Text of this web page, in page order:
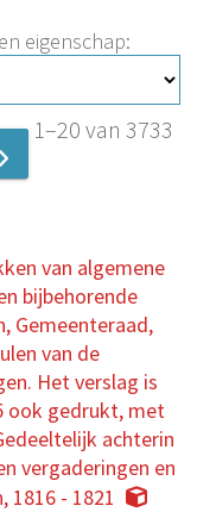
eigenschap:
1–20 van 3733
van algemene
bijbehorende
Gemeenteraad,
van de
Het verslag is
ook gedrukt, met
achterin
vergaderingen en
1816 - 1821